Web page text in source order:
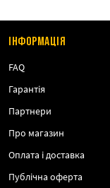
ІНФОРМАЦІЯ
FAQ
Гарантія
Партнери
Про магазин
Оплата і доставка
Публічна оферта